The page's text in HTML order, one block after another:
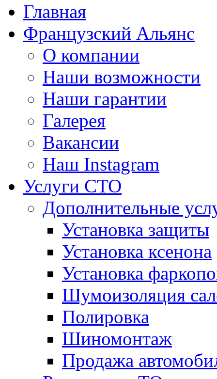
Главная
Французский Альянс
О компании
Наши возможности
Наши гарантии
Галерея
Вакансии
Наш Instagram
Услуги СТО
Дополнительные
Установка защиты
Установка ксенона
Установка
Шумоизоляция
Полировка
Шиномонтаж
Продажа